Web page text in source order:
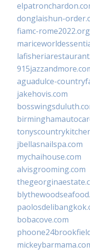
donglaishun-
fiamc-rome2022.org
aguadulce-
jakehovis.com
jbellasnailspa.com
mychaihouse.com
alvisgrooming.com
bobacove.com